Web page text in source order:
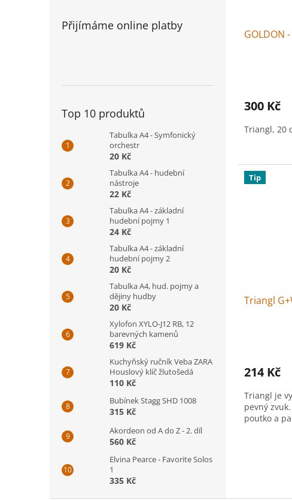
Přijímáme online platby
Top 10 produktů
Tabulka A4 - Symfonický
orchestr
20 Kč
Tabulka A4 - hudební
nástroje
22 Kč
Tabulka A4 - základní
hudební pojmy 1
24 Kč
Tabulka A4 - základní
hudební pojmy 2
20 Kč
Tabulka A4, hud. pojmy a
dějiny hudby
20 Kč
Xylofon XYLO-J12 RB, 12
barevných kamenů
619 Kč
Kuchyňský ručník Veba ZARA
Houslový klíč žlutošedá
110 Kč
Bubínek Stagg SHD 1008
315 Kč
Akordeon od A do Z - 2. díl
560 Kč
Elvina Pearce - Favorite Solos
1
335 Kč
GOLDON
300 Kč
Triangl, 20
Tip
Triangl
214 Kč
Triangl je
pevný
poutko a